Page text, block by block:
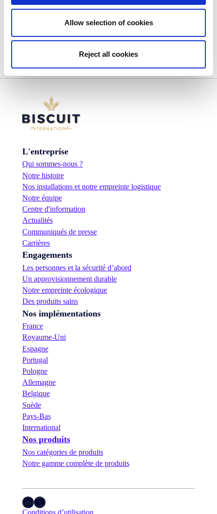
Allow selection of cookies
Reject all cookies
Publié le
20/11/2023
Les tendances actuelles mettent en avant une
View more
L'entreprise
Qui sommes-nous ?
Notre histoire
Nos installations et notre empreinte logistique
Notre équipe
Centre d'information
Actualités
Communiqués de presse
Carrières
Engagements
Les personnes et la sécurité d’abord
Un approvisionnement durable
Notre empreinte écologique
Des produits sains
Nos implémentations
France
Royaume-Uni
Espagne
Portugal
Pologne
Allemagne
Belgique
Suède
Pays-Bas
International
Nos produits
Nos catégories de produits
Notre gamme complète de produits
LinkedIn YouTube
Conditions d’utilisation